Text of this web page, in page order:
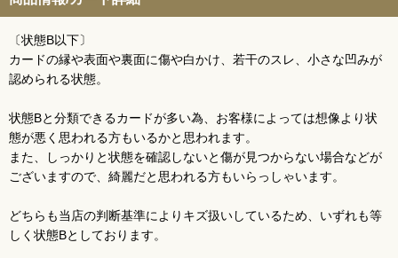
〔状態B以下〕
カードの縁や表面や裏面に傷や白かけ、若干のスレ、小さな凹みが
認められる状態。
状態Bと分類できるカードが多い為、お客様によっては想像より状
態が悪く思われる方もいるかと思われます。
また、しっかりと状態を確認しないと傷が見つからない場合などが
ございますので、綺麗だと思われる方もいらっしゃいます。
どちらも当店の判断基準によりキズ扱いしているため、いずれも等
しく状態Bとしております。